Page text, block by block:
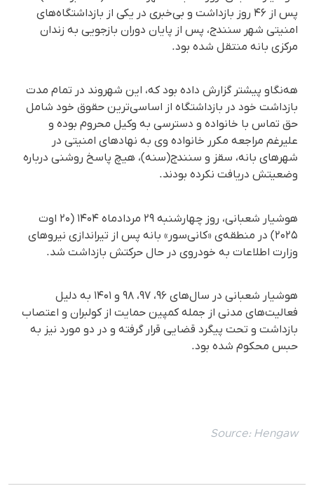
پس از ۴۶ روز بازداشت و بی‌خبری در یکی از بازداشتگاه‌های
امنیتی شهر سنندج، پس از پایان دوران بازجویی به زندان
مرکزی بانه منتقل شده بود.
هه‌نگاو پیشتر گزارش داده بود که، این شهروند در تمام مدت
بازداشت خود در بازداشتگاه از اساسی‌ترین حقوق خود شامل
حق تماس با خانواده و دسترسی به وکیل محروم بوده و
علیرغم مراجعه مکرر خانوادە وی به نهادهای امنیتی در
شهرهای بانه، سقز و سنندج(سنە)، هیچ پاسخ روشنی درباره
وضعیتش دریافت نکرده بودند.
هوشیار شعبانی، روز چهارشنبه ۲۹ مردادماه ۱۴۰۴ (۲۰ اوت
۲۰۲۵) در منطقه‌ی «کانی‌سور» بانه پس از تیراندازی نیروهای
وزارت اطلاعات به خودروی در حال حرکتش بازداشت شد.
هوشیار شعبانی در سال‌های ۹۶، ۹۷، ۹۸ و ۱۴۰۱ به‌ دلیل
فعالیت‌های مدنی از جمله کمپین حمایت از کولبران و اعتصاب
بازداشت و تحت پیگرد قضایی قرار گرفته و در دو مورد نیز به
حبس محکوم شده بود.
Source: Hengaw